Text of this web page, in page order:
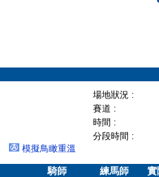
場地狀況 :
賽道 :
時間 :
分段時間 :
模擬鳥瞰重溫
騎師 練馬師
實